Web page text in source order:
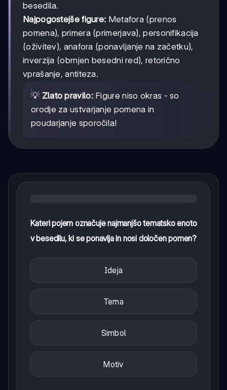
besedila.
Najpogostejše figure: Metafora (prenos
pomena), primera (primerjava), personifikacija
(oživitev), anafora (ponavljanje na začetku),
inverzija (obrnjen besedni red), retorično
vprašanje, antiteza.
💡 Zlato pravilo:Figure niso okras - so
orodje za ustvarjanje pomena in
poudarjanje sporočila!
Kateri pojem označuje najmanjšo tematsko enoto
v besedilu, ki se ponavlja in nosi določen pomen?
Ideja
Tema
Simbol
Motiv